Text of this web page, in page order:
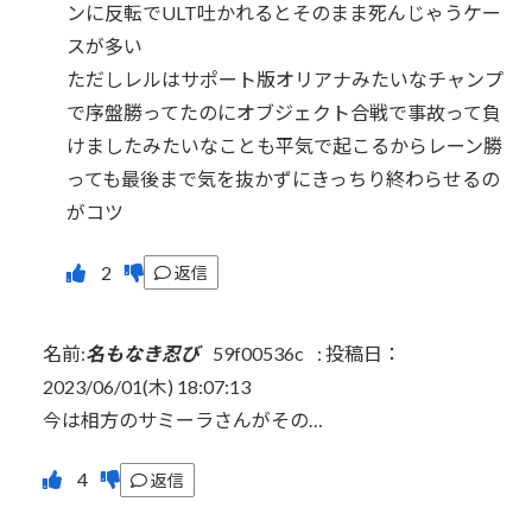
ンに反転でULT吐かれるとそのまま死んじゃうケー
スが多い
ただしレルはサポート版オリアナみたいなチャンプ
で序盤勝ってたのにオブジェクト合戦で事故って負
けましたみたいなことも平気で起こるからレーン勝
っても最後まで気を抜かずにきっちり終わらせるの
がコツ
返信
名前:名もなき忍び 59f00536c : 投稿日：
2023/06/01(木) 18:07:13
今は相方のサミーラさんがその…
返信